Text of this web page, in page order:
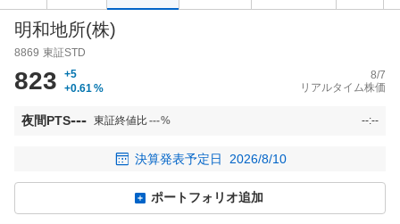
明和地所(株)
8869 東証STD
823
+5
+0.61 %
8/7
リアルタイム株価
夜間PTS--- 東証終値比---% --:--
決算発表予定日 2026/8/10
ポートフォリオ追加